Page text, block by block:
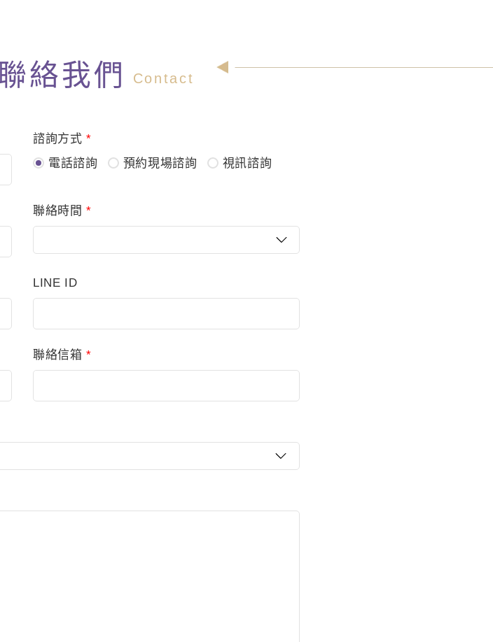
絡我們 Contact
諮詢方式*
電話諮詢
預約現場諮詢 視訊諮詢
聯絡時間*
LINE ID
聯絡信箱*